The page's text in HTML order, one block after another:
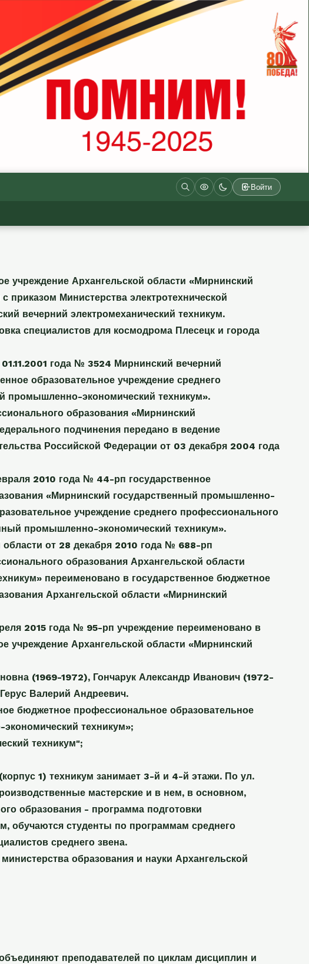
Войти
учреждение Архангельской области «Мирнинский
Министерства электротехнической
вечерний электромеханический техникум.
специалистов для космодрома Плесецк и города
года № 3524 Мирнинский вечерний
образовательное учреждение среднего
промышленно-экономический техникум».
образования «Мирнинский
подчинения передано в ведение
Российской Федерации от 03 декабря 2004 года
2010 года № 44-рп государственное
«Мирнинский государственный промышленно-
учреждение среднего профессионального
промышленно-экономический техникум».
от 28 декабря 2010 года № 688-рп
образования Архангельской области
переименовано в государственное бюджетное
Архангельской области «Мирнинский
2015 года № 95-рп учреждение переименовано в
учреждение Архангельской области «Мирнинский
(1969-1972), Гончарук Александр Иванович (1972-
Валерий Андреевич.
бюджетное профессиональное образовательное
техникум»;
техникум";
1) техникум занимает 3-й и 4-й этажи. По ул.
мастерские и в нем, в основном,
образования - программа подготовки
обучаются студенты по программам среднего
среднего звена.
образования и науки Архангельской
преподавателей по циклам дисциплин и